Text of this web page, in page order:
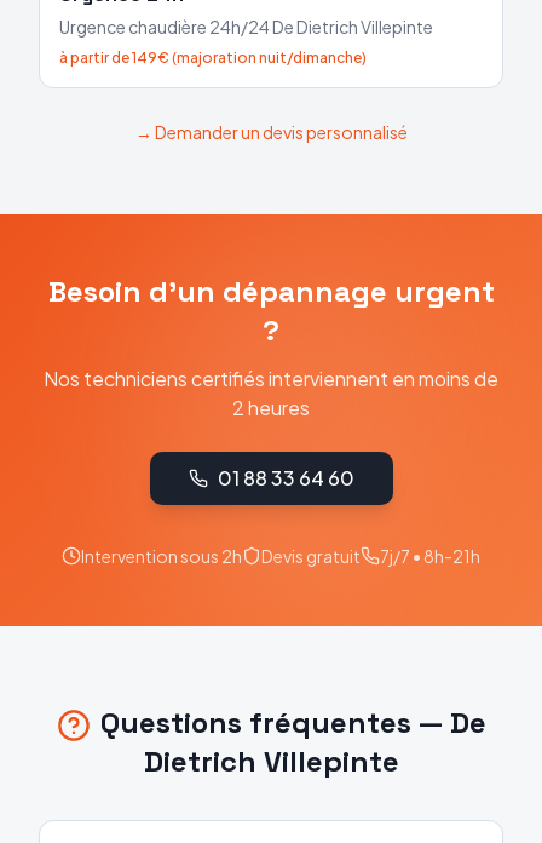
Urgence chaudière 24h/24De DietrichVillepinte
à partir de 149€ (majoration nuit/dimanche)
→ Demander un devis personnalisé
Besoin d'un dépannage urgent
?
Nos techniciens certifiés interviennent en moins de
2 heures
01 88 33 64 60
Intervention sous 2h Devis gratuit 7j/7 • 8h-21h
Questions fréquentes — De
Dietrich Villepinte